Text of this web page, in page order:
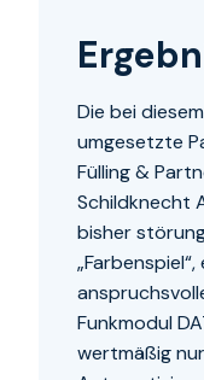
Die bei
umgesetzte
Fülling &
Schildknecht
bisher
Funkmodul
wertmäßig